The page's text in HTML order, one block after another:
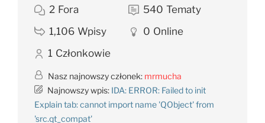
2 Fora 540 Tematy
1,106 Wpisy 0 Online
1 Członkowie
Nasz najnowszy członek: mrmucha
Najnowszy wpis: IDA: ERROR: Failed to init
Explain tab: cannot import name 'QObject' from
'src.qt_compat'